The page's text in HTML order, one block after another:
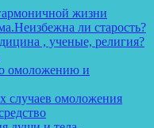
жизни
ли старость?
, ученые, религия?
омоложению и
случаев омоложения